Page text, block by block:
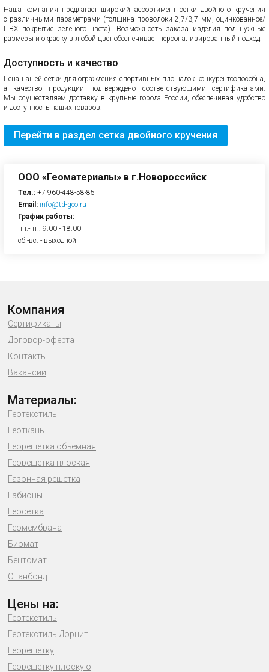
Наша компания предлагает широкий ассортимент сетки двойного кручения
с различными параметрами (толщина проволоки 2,7/3,7 мм, оцинкованное/
ПВХ покрытие зеленого цвета). Возможность заказа изделия под нужные
размеры и окраску в любой цвет обеспечивает персонализированный подход.
Доступность и качество
Цена нашей сетки для ограждения спортивных площадок конкурентоспособна,
а качество продукции подтверждено соответствующими сертификатами.
Мы осуществляем доставку в крупные города России, обеспечивая удобство
и доступность наших товаров.
Перейти в раздел cетка двойного кручения
ООО «Геоматериалы» в г.Новороссийск
Тел.: +7 960-448-58-85
Email: info@td-geo.ru
График работы:
пн.-пт.: 9.00 - 18.00
сб.-вс. - выходной
Компания
Сертификаты
Договор-оферта
Контакты
Вакансии
Материалы:
Геотекстиль
Геоткань
Георешетка объемная
Георешетка плоская
Газонная решетка
Габионы
Геосетка
Геомембрана
Биомат
Бентомат
Спанбонд
Цены на:
Геотекстиль
Геотекстиль Дорнит
Георешетку
Георешетку плоскую